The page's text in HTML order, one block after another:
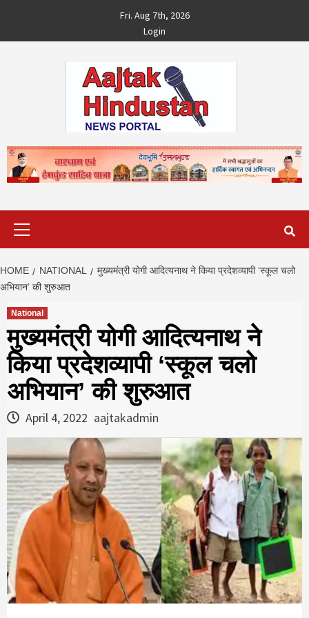
content
Fri. Aug 7th, 2026
Login
HOME NATIONAL
मुख्यमंत्री योगी आदित्यनाथ ने किया प्रदेशव्यापी ‘स्कूल चलो
अभियान’ की शुरुआत
National
मुख्यमंत्री योगी आदित्यनाथ ने
किया प्रदेशव्यापी ‘स्कूल चलो
अभियान’ की शुरुआत
April 4, 2022 aajtakadmin